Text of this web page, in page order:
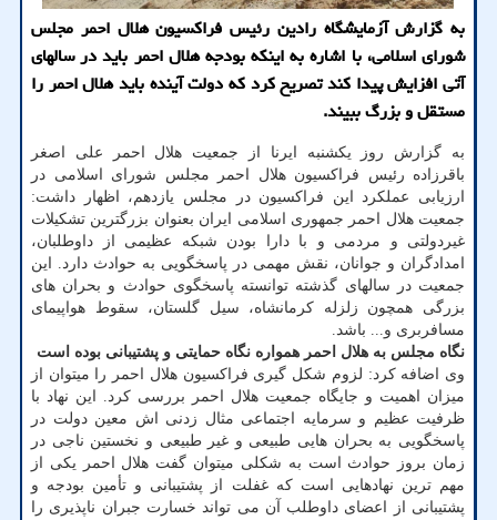
به گزارش آزمایشگاه رادین رئیس فراکسیون هلال احمر مجلس
شورای اسلامی، با اشاره به اینکه بودجه هلال احمر باید در سالهای
آتی افزایش پیدا کند تصریح کرد که دولت آینده باید هلال احمر را
مستقل و بزرگ ببیند.
به گزارش روز یکشنبه ایرنا از جمعیت هلال احمر علی اصغر
باقرزاده رئیس فراکسیون هلال احمر مجلس شورای اسلامی در
ارزیابی عملکرد این فراکسیون در مجلس یازدهم، اظهار داشت:
جمعیت هلال احمر جمهوری اسلامی ایران بعنوان بزرگترین تشکیلات
غیردولتی و مردمی و با دارا بودن شبکه عظیمی از داوطلبان،
امدادگران و جوانان، نقش مهمی در پاسخگویی به حوادث دارد. این
جمعیت در سالهای گذشته توانسته پاسخگوی حوادث و بحران های
بزرگی همچون زلزله کرمانشاه، سیل گلستان، سقوط هواپیمای
مسافربری و... باشد.
نگاه مجلس به هلال احمر همواره نگاه حمایتی و پشتیبانی بوده است
وی اضافه کرد: لزوم شکل گیری فراکسیون هلال احمر را میتوان از
میزان اهمیت و جایگاه جمعیت هلال احمر بررسی کرد. این نهاد با
ظرفیت عظیم و سرمایه اجتماعی مثال زدنی اش معین دولت در
پاسخگویی به بحران هایی طبیعی و غیر طبیعی و نخستین ناجی در
زمان بروز حوادث است به شکلی میتوان گفت هلال احمر یکی از
مهم ترین نهادهایی است که غفلت از پشتیبانی و تأمین بودجه و
پشتیبانی از اعضای داوطلب آن می تواند خسارت جبران ناپذیری را